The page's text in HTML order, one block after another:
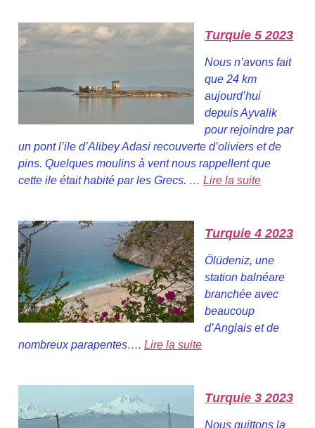
Turquie 5 2023
Nous n’avons fait
que 24 km
aujourd’hui
depuis Ayvalik
pour rejoindre par
un pont l’ile d’Alibey Adasi recouverte d’oliviers et de
pins. Quelques moulins à vent nous rappellent que
cette ile était habité par les Grecs. … Lire la suite
Turquie 4 2023
Ölüdeniz, une
station balnéare
branchée avec
beaucoup
d’Anglais et de
nombreux parapentes…. Lire la suite
Turquie 3 2023
Nous quittons la